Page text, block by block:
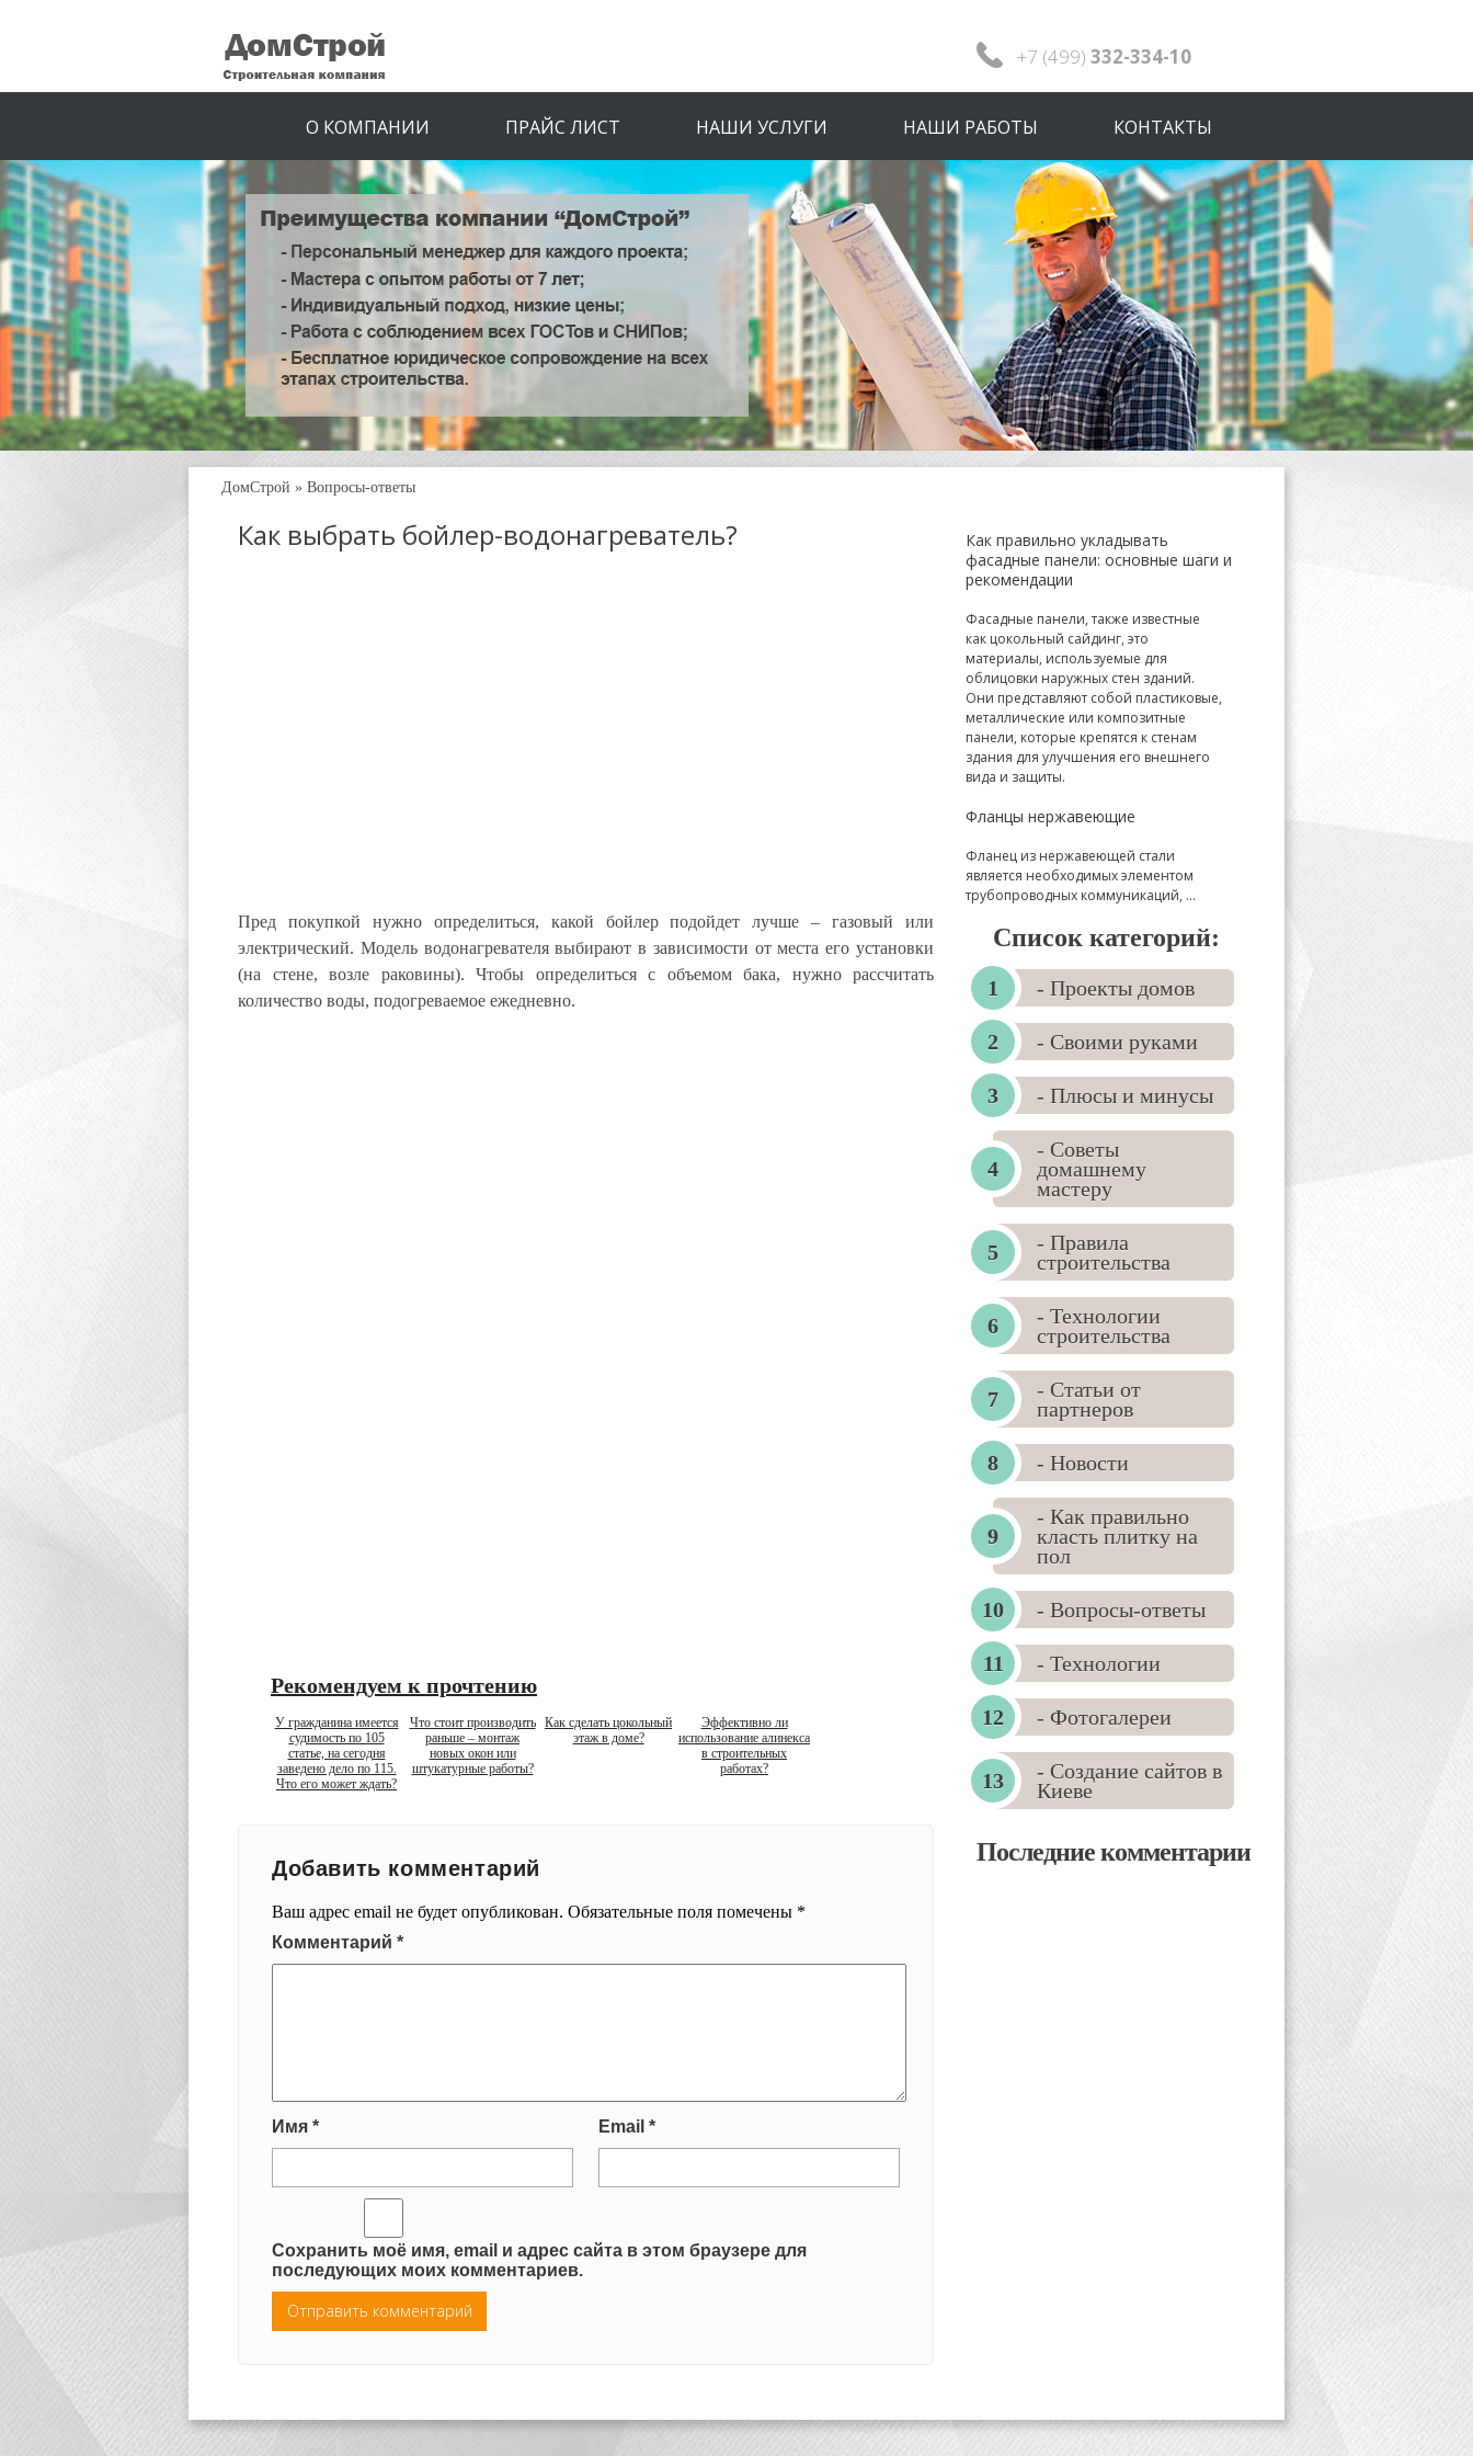
+7 (499) 332-334-10
О КОМПАНИИ ПРАЙС ЛИСТ НАШИ УСЛУГИ НАШИ РАБОТЫ КОНТАКТЫ
ДомСтрой » Вопросы-ответы
Как выбрать бойлер-водонагреватель?
Пред покупкой нужно определиться, какой бойлер подойдет лучше – газовый или
электрический. Модель водонагревателя выбирают в зависимости от места его установки
(на стене, возле раковины). Чтобы определиться с объемом бака, нужно рассчитать
количество воды, подогреваемое ежедневно.
Рекомендуем к прочтению
У гражданина имеется
судимость по 105
статье, на сегодня
заведено дело по 115.
Что его может ждать?
Что стоит производить
раньше – монтаж
новых окон или
штукатурные работы?
Как сделать цокольный
этаж в доме?
Эффективно ли
использование алинекса
в строительных
работах?
Добавить комментарий
Ваш адрес email не будет опубликован. Обязательные поля помечены *
Комментарий *
Имя * Email *
Сохранить моё имя, email и адрес сайта в этом браузере для
последующих моих комментариев.
Как правильно укладывать
фасадные панели: основные шаги и
рекомендации
Фасадные панели, также известные
как цокольный сайдинг, это
материалы, используемые для
облицовки наружных стен зданий.
Они представляют собой пластиковые,
металлические или композитные
панели, которые крепятся к стенам
здания для улучшения его внешнего
вида и защиты.
Фланцы нержавеющие
Фланец из нержавеющей стали
является необходимых элементом
трубопроводных коммуникаций, ...
Список категорий:
- Проекты домов
- Своими руками
- Плюсы и минусы
- Советы
домашнему
мастеру
- Правила
строительства
- Технологии
строительства
- Статьи от
партнеров
- Новости
- Как правильно
класть плитку на
пол
- Вопросы-ответы
- Технологии
- Фотогалереи
- Создание сайтов в
Киеве
Последние комментарии